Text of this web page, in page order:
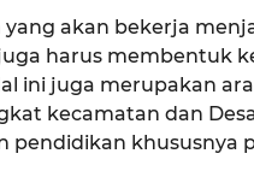
yang akan bekerja
harus membentuk
ini juga merupakan
kecamatan dan
khususnya